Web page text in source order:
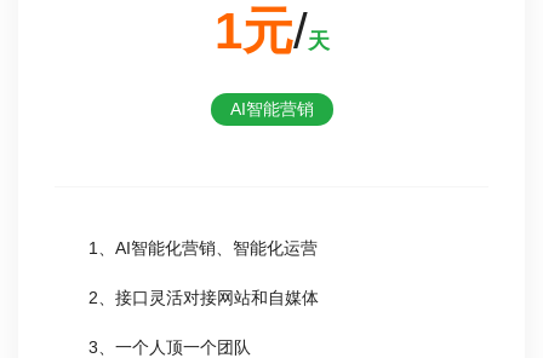
1元/天
AI智能营销
1、AI智能化营销、智能化运营
2、接口灵活对接网站和自媒体
3、一个人顶一个团队